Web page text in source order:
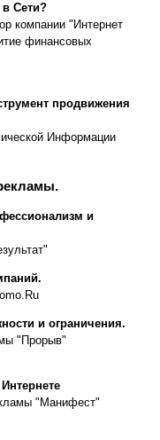
Сети?
компании "Интернет
финансовых
продвижения
Информации
и
и ограничения.
"Прорыв"
"Манифест"